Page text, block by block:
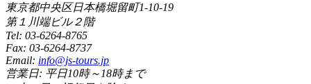
東京都中央区日本橋堀留町1-10-19
第１川端ビル２階
Tel: 03-6264-8765
Fax: 03-6264-8737
Email: info@js-tours.jp
営業日: 平日10時～18時まで